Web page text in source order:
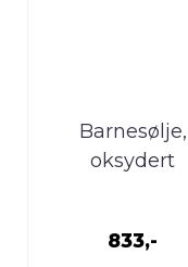
Barnesølje,
oksydert
833,-